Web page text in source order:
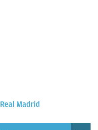
Real Madrid